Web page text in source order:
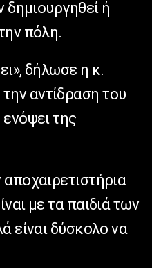
δημιουργηθεί ή
πόλη.
δήλωσε η κ.
αντίδραση του
της
αποχαιρετιστήρια
με τα παιδιά των
είναι δύσκολο να